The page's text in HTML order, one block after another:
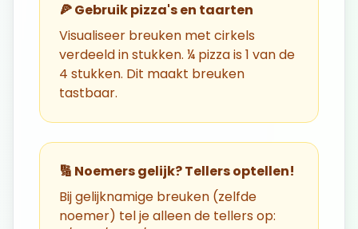
🍕 Gebruik pizza's en taarten
Visualiseer breuken met cirkels
verdeeld in stukken. ¼ pizza is 1 van de
4 stukken. Dit maakt breuken
tastbaar.
🔢 Noemers gelijk? Tellers optellen!
Bij gelijknamige breuken (zelfde
noemer) tel je alleen de tellers op: